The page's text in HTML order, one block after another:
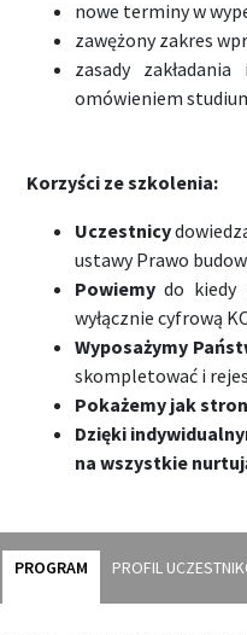
nowe terminy w
zawężony zakres
zasady
omówieniem
Korzyści ze szkolenia:
Uczestnicy
ustawy Prawo
Powiemydo kiedy
wyłącznie cyfrową
Wyposażymy
skompletować i
Pokażemy jak
Dzięki
na wszystkie
PROGRAM PROFIL